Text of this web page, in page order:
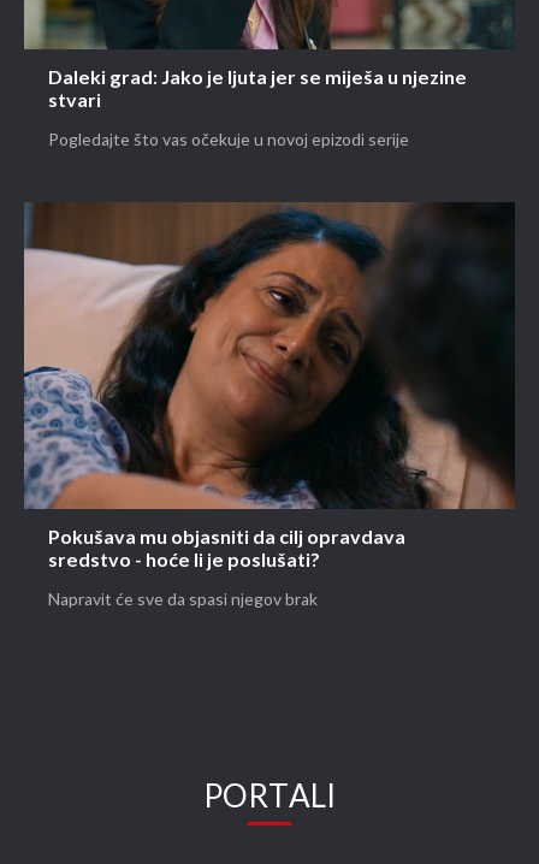
Daleki grad: Jako je ljuta jer se miješa u njezine
stvari
Pogledajte što vas očekuje u novoj epizodi serije
Pokušava mu objasniti da cilj opravdava
sredstvo - hoće li je poslušati?
Napravit će sve da spasi njegov brak
PORTALI